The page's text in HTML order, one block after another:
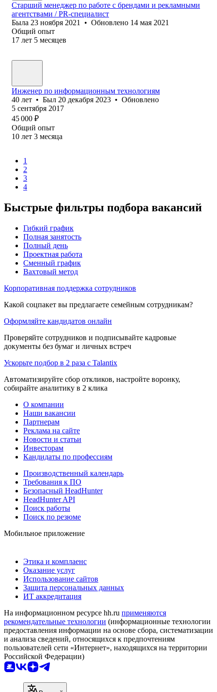
Старший менеджер по работе с брендами и рекламными
агентствами / PR-специалист
Была 23 ноября 2021 • Обновлено 14 мая 2021
Общий опыт
17 лет 5 месяцев
Инженер по информационным технологиям
40 лет • Был 20 декабря 2023 • Обновлено
5 сентября 2017
45 000 ₽
Общий опыт
10 лет 3 месяца
1
2
3
4
Быстрые фильтры подбора вакансий
Гибкий график
Полная занятость
Полный день
Проектная работа
Сменный график
Вахтовый метод
Корпоративная поддержка сотрудников
Какой соцпакет вы предлагаете семейным сотрудникам?
Оформляйте кандидатов онлайн
Проверяйте сотрудников и подписывайте кадровые
документы без бумаг и личных встреч
Ускорьте подбор в 2 раза с Talantix
Автоматизируйте сбор откликов, настройте воронку,
собирайте аналитику в 2 клика
О компании
Наши вакансии
Партнерам
Реклама на сайте
Новости и статьи
Инвесторам
Кандидаты по профессиям
Производственный календарь
Требования к ПО
Безопасный HeadHunter
HeadHunter API
Поиск работы
Поиск по резюме
Мобильное приложение
Этика и комплаенс
Оказание услуг
Использование сайтов
Защита персональных данных
ИТ аккредитация
На информационном ресурсе hh.ru применяются
рекомендательные технологии (информационные технологии
предоставления информации на основе сбора, систематизации
и анализа сведений, относящихся к предпочтениям
пользователей сети «Интернет», находящихся на территории
Российской Федерации)